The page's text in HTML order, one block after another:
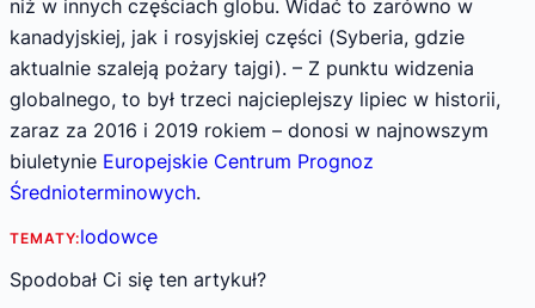
niż w innych częściach globu. Widać to zarówno w
kanadyjskiej, jak i rosyjskiej części (Syberia, gdzie
aktualnie szaleją pożary tajgi). – Z punktu widzenia
globalnego, to był trzeci najcieplejszy lipiec w historii,
zaraz za 2016 i 2019 rokiem – donosi w najnowszym
biuletynie Europejskie Centrum Prognoz
Średnioterminowych.
TEMATY:lodowce
Spodobał Ci się ten artykuł?